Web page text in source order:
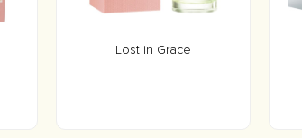
Lost in Grace